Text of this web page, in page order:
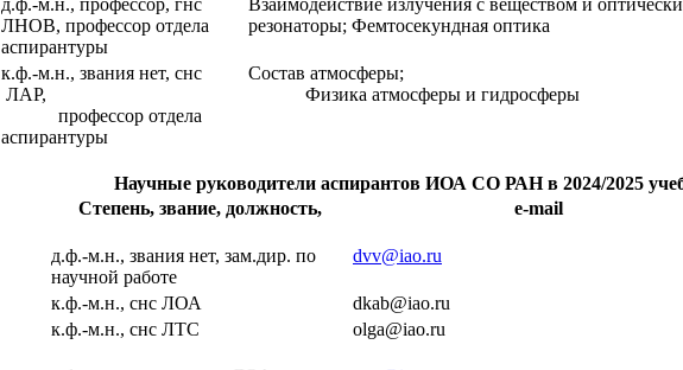
ЛНОВ, профессор отдела
аспирантуры
резонаторы; Фемтосекундная оптика
к.ф.-м.н., звания нет, снс
ЛАР,
профессор отдела
аспирантуры
Состав атмосферы;
Физика атмосферы и гидросферы
Научные руководители аспирантов ИОА СО РАН в 2024/2025
Степень, звание, должность, e-mail
д.ф.-м.н., звания нет, зам.дир. по
научной работе
dvv@iao.ru
к.ф.-м.н., снс ЛОА dkab@iao.ru
к.ф.-м.н., снс ЛТС olga@iao.ru